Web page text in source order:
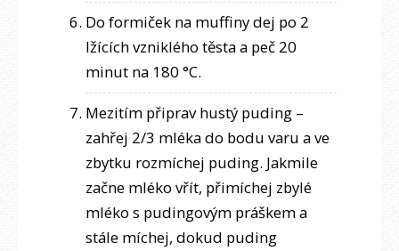
Do formiček na muffiny dej po 2
lžících vzniklého těsta a peč 20
minut na 180 °C.
Mezitím připrav hustý puding –
zahřej 2/3 mléka do bodu varu a ve
zbytku rozmíchej puding. Jakmile
začne mléko vřít, přimíchej zbylé
mléko s pudingovým práškem a
stále míchej, dokud puding